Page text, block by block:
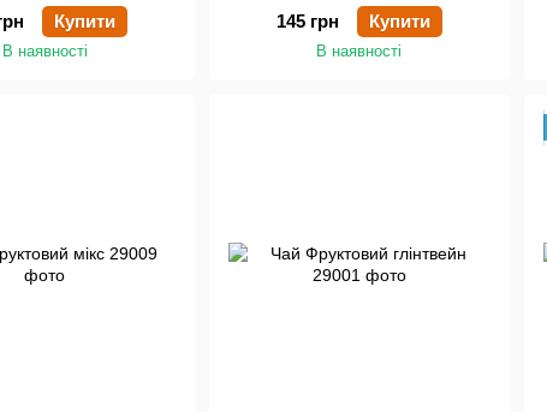
Купити
В наявності
145 грн Купити
В наявності